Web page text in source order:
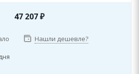
47 207₽
Нашли дешевле?